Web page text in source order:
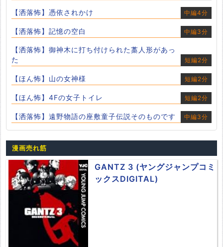
【洒落怖】憑依されかけ 中編4分
【洒落怖】記憶の空白 中編3分
【洒落怖】御神木に打ち付けられた藁人形があっ
た
短編2分
【ほん怖】山の女神様 短編2分
【ほん怖】4Fの女子トイレ 短編2分
【洒落怖】遠野物語の座敷童子伝説そのものです 中編3分
漫画売れ筋
GANTZ 3 (ヤングジャンプコミ
ックスDIGITAL)